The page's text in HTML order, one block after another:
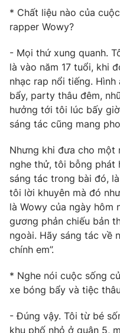
* Chất liệu nào của
rapper Wowy?
- Mọi thứ xung quanh.
là vào năm 17 tuổi, khi
nhạc rap nổi tiếng.
bẩy, party thâu đêm,
hưởng tới tôi lúc bấy
sáng tác cũng mang
Nhưng khi đưa cho một
nghe thử, tôi bỗng phát
sáng tác trong bài đó,
tôi lời khuyên mà đó
là Wowy của ngày hôm
gương phản chiếu bản
ngoài. Hãy sáng tác về
chính em”.
* Nghe nói cuộc sống
xe bóng bẩy và tiệc
- Đúng vậy. Tôi từ bé
khu phố nhỏ ở quận 5,